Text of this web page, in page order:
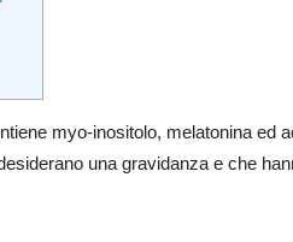
myo-inositolo, melatonina ed
una gravidanza e che